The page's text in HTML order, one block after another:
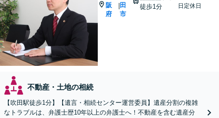
阪
府
|田
市
徒歩1分
日定休日
不動産・土地の相続
【吹田駅徒歩1分】【遺言・相続センター運営委員】遺産分割の複雑
なトラブルは、弁護士歴10年以上の弁護士へ！不動産を含む遺産分